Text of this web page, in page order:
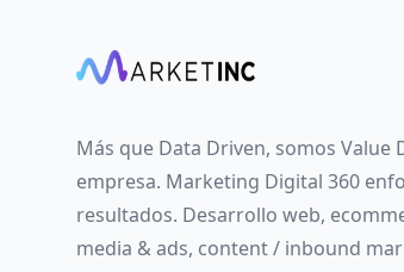
Más que Data Driven, somos Value
empresa. Marketing Digital 360
resultados. Desarrollo web,
media & ads, content / inbound